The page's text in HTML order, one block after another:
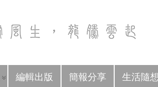
編輯出版 簡報分享 生活隨想